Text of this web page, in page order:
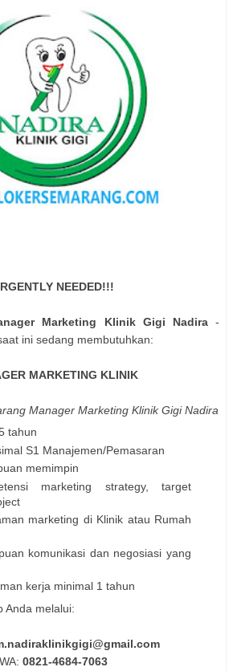
NEEDED!!!
Marketing Klinik Gigi Nadira-
ini sedang membutuhkan:
MARKETING KLINIK
Manager Marketing Klinik Gigi Nadira
tahun
S1 Manajemen/Pemasaran
memimpin
marketing strategy, target
marketing di Klinik atau Rumah
komunikasi dan negosiasi yang
kerja minimal 1 tahun
Anda melalui:
WA: 0821-4684-7063